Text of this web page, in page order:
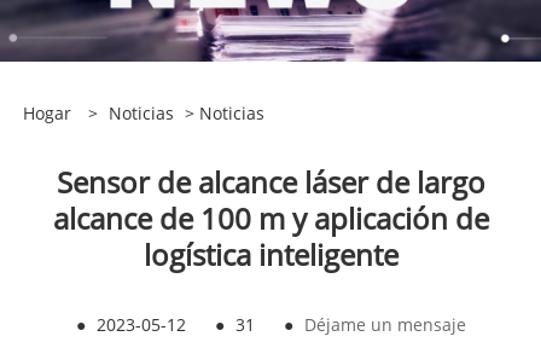
Hogar > Noticias > Noticias
Sensor de alcance láser de largo
alcance de 100 m y aplicación de
logística inteligente
● 2023-05-12 ● 31 ● Déjame un mensaje